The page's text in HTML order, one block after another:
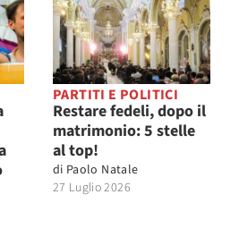
PARTITI E POLITICI
Restare fedeli, dopo il
matrimonio: 5 stelle
al top!
di Paolo Natale
27 Luglio 2026